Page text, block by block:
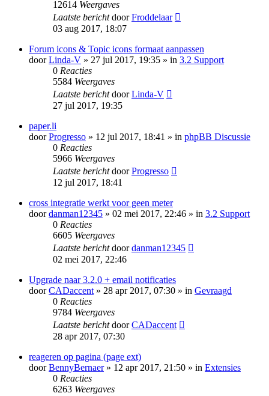
12614 Weergaves
Laatste berichtdoorFroddelaar
03 aug 2017, 18:07
Forum icons & Topic icons formaat aanpassen
doorLinda-V » 27 jul 2017, 19:35 » in 3.2 Support
0 Reacties
5584 Weergaves
Laatste berichtdoorLinda-V
27 jul 2017, 19:35
paper.li
doorProgresso » 12 jul 2017, 18:41 » in phpBB Discussie
0 Reacties
5966 Weergaves
Laatste berichtdoorProgresso
12 jul 2017, 18:41
cross integratie werkt voor geen meter
doordanman12345 » 02 mei 2017, 22:46 » in 3.2 Support
0 Reacties
6605 Weergaves
Laatste berichtdoordanman12345
02 mei 2017, 22:46
Upgrade naar 3.2.0 + email notificaties
doorCADaccent» 28 apr 2017, 07:30 » in Gevraagd
0 Reacties
9784 Weergaves
Laatste berichtdoorCADaccent
28 apr 2017, 07:30
reageren op pagina (page ext)
doorBennyBernaer» 12 apr 2017, 21:50 » in Extensies
0 Reacties
6263 Weergaves